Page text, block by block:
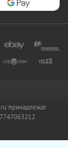
принадлежат